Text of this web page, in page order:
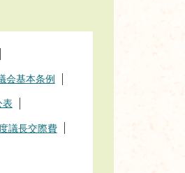
会基本条例
表
議長交際費